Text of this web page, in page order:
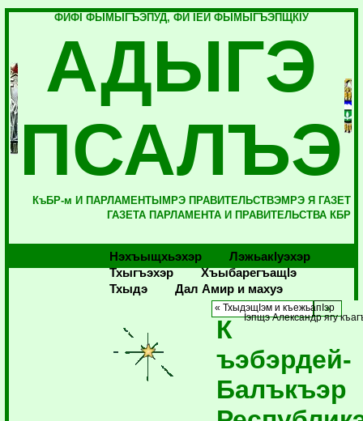
ФИФI ФЫМЫГЪЭПУД, ФИ IЕЙ ФЫМЫГЪЭПЩКIУ
АДЫГЭ
ПСАЛЪЭ
КъБР-м И ПАРЛАМЕНТЫМРЭ ПРАВИТЕЛЬСТВЭМРЭ Я ГАЗЕТ
ГАЗЕТА ПАРЛАМЕНТА И ПРАВИТЕЛЬСТВА КБР
Нэхъыщхьэхэр
Лэжьакlуэхэр
Тхыгъэхэр
Хъыбарегъащlэ
Тхыдэ
Дал Амир и махуэ
« ТхыдэщIэм и къежьапIэр
Iэпщэ Александр ягу
К
ъэбэрдей-
Балъкъэр